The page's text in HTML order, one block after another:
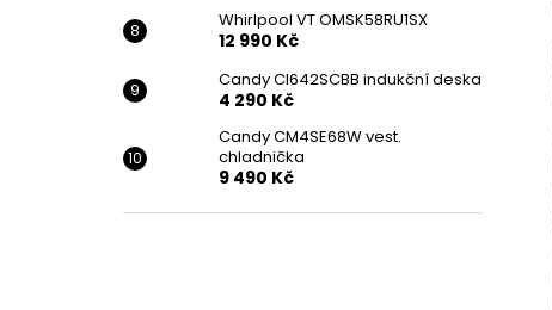
Whirlpool VT OMSK58RU1SX
12 990 Kč
Candy CI642SCBB indukční deska
4 290 Kč
Candy CM4SE68W vest.
chladnička
9 490 Kč